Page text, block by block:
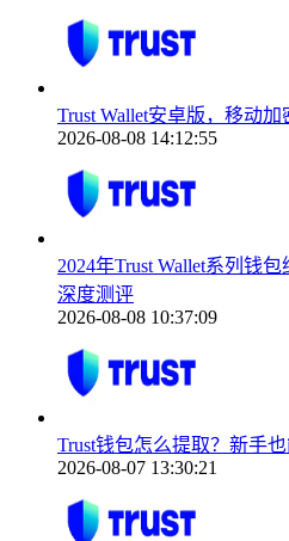
Trust Wallet安卓版，移动
2026-08-08 14:12:55
2024年Trust Wallet系列钱
深度测评
2026-08-08 10:37:09
Trust钱包怎么提取？新手
2026-08-07 13:30:21